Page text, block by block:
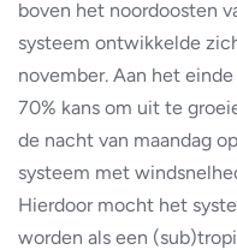
boven het noordoosten
systeem ontwikkelde
november. Aan het
70% kans om uit te
de nacht van maandag
systeem met
Hierdoor mocht het
worden als een